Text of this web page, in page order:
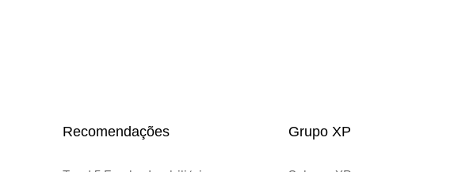
Recomendações Grupo XP